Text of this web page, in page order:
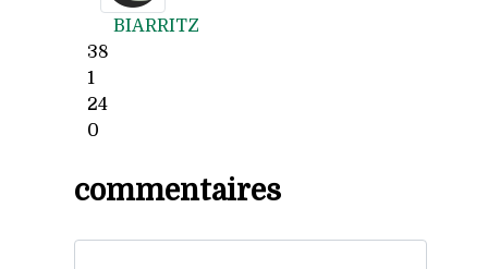
BIARRITZ
38
1
24
0
commentaires